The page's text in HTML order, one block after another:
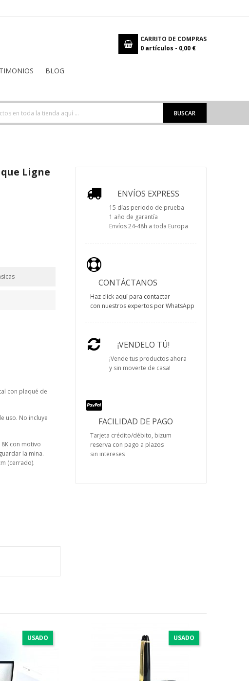
BLOG
CARRITO DE COMPRAS
0 artículos - 0,00 €
BUSCAR
Ligne
con plaqué de
uso. No incluye
con motivo
la mina.
(cerrado).
ENVÍOS EXPRESS
15 días periodo de prueba
1 año de garantía
Envíos 24-48h a toda Europa
CONTÁCTANOS
Haz click aquí para contactar
con nuestros expertos por WhatsApp
¡VENDELO TÚ!
¡Vende tus productos ahora
y sin moverte de casa!
FACILIDAD DE PAGO
Tarjeta crédito/débito, bizum
reserva con pago a plazos
sin intereses
USADO USADO